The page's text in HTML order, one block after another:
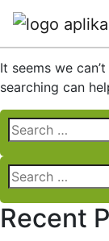
It seems we
searching can
Search
for:
Search
for:
Recent